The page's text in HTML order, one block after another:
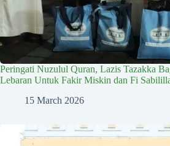
Peringati Nuzulul Quran, Lazis Tazakka
Lebaran Untuk Fakir Miskin dan Fi
15 March 2026